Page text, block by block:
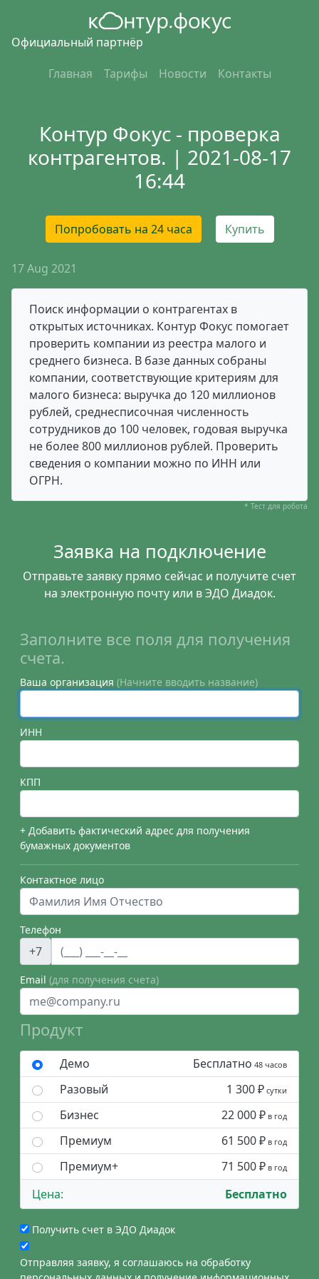
Официальный партнёр
Главная
Тарифы Новости Контакты
Контур Фокус - проверка
контрагентов. | 2021-08-17
16:44
Попробовать на 24 часа Купить
17 Aug 2021
Поиск информации о контрагентах в
открытых источниках. Контур Фокус помогает
проверить компании из реестра малого и
среднего бизнеса. В базе данных собраны
компании, соответствующие критериям для
малого бизнеса: выручка до 120 миллионов
рублей, среднесписочная численность
сотрудников до 100 человек, годовая выручка
не более 800 миллионов рублей. Проверить
сведения о компании можно по ИНН или
ОГРН.
* Тест для робота
Заявка на подключение
Отправьте заявку прямо сейчас и получите счет
на электронную почту или в ЭДО Диадок.
Заполните все поля для получения
счета.
Ваша организация (Начните вводить название)
ИНН
КПП
+ Добавить фактический адрес для получения
бумажных документов
Контактное лицо
Телефон
+7
Email (для получения счета)
Продукт
Демо Бесплатно 48 часов
Разовый 1 300 ₽ сутки
Бизнес 22 000 ₽ в год
Премиум 61 500 ₽ в год
Премиум+ 71 500 ₽ в год
Цена: Бесплатно
Получить счет в ЭДО Диадок
Отправляя заявку, я соглашаюсь на обработку